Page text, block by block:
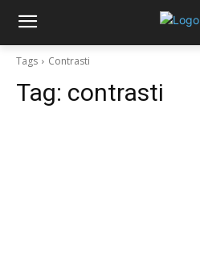
Tags Contrasti
Tag: contrasti